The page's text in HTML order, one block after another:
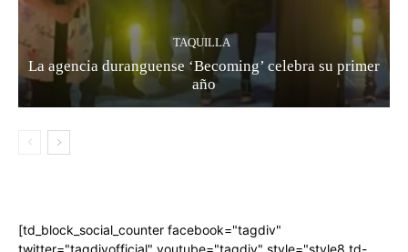
TAQUILLA
La agencia duranguense ‘Becoming’ celebra su primer
año
[td_block_social_counter facebook="tagdiv"